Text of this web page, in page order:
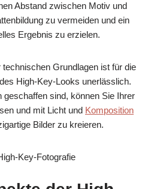
Abstand zwischen Motiv und
zu vermeiden und ein
Ergebnis zu erzielen.
Grundlagen ist für die
High-Key-Looks unerlässlich.
geschaffen sind, können Sie Ihrer
und mit Licht und Komposition
Bilder zu kreieren.